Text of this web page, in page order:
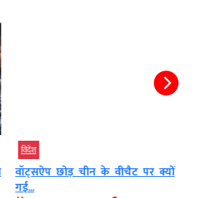
विदेश
वॉट्सऐप छोड़ चीन के वीचैट पर क्यों
गई...